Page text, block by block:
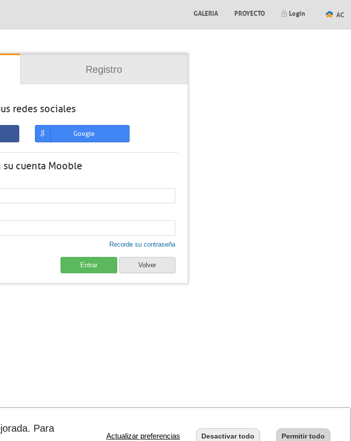
GALERIA PROYECTO Login AC
Registro
redes sociales
Google
su cuenta Mooble
Recorde su contraseña
Entrar Volver
Para
Actualizar preferencias Desactivar todo Permitir todo